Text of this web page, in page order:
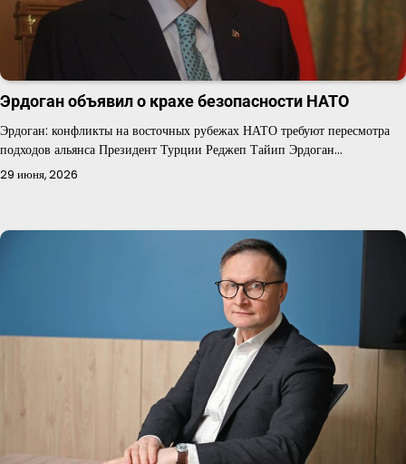
Эрдоган объявил о крахе безопасности НАТО
Эрдоган: конфликты на восточных рубежах НАТО требуют пересмотра
подходов альянса Президент Турции Реджеп Тайип Эрдоган…
29 июня, 2026